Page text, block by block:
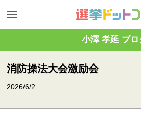
小澤 孝延 ブロ
消防操法大会激励会⁡
2026/6/2